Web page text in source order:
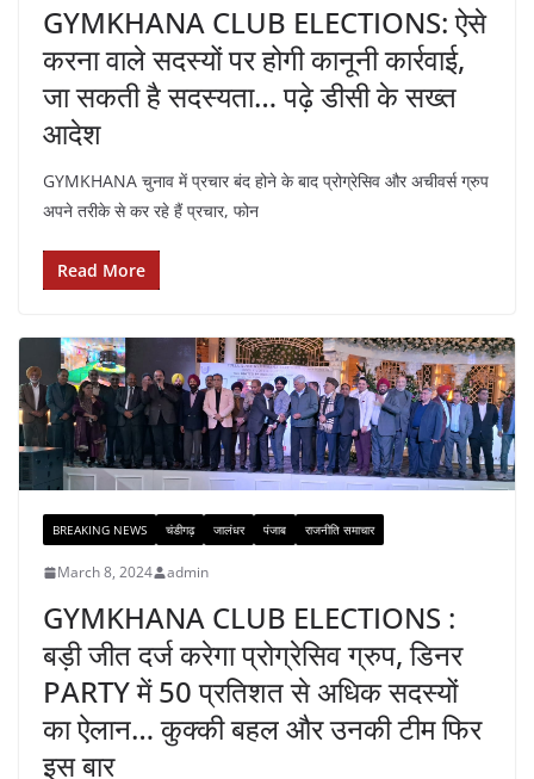
GYMKHANA CLUB ELECTIONS: ऐसे
करना वाले सदस्यों पर होगी कानूनी कार्रवाई,
जा सकती है सदस्यता… पढ़े डीसी के सख्त
आदेश
GYMKHANA चुनाव में प्रचार बंद होने के बाद प्रोग्रेसिव और अचीवर्स ग्रुप
अपने तरीके से कर रहे हैं प्रचार, फोन
Read More
BREAKING NEWS चंडीगढ़ जालंधर पंजाब राजनीति समाचार
March 8, 2024 admin
GYMKHANA CLUB ELECTIONS :
बड़ी जीत दर्ज करेगा प्रोग्रेसिव ग्रुप, डिनर
PARTY में 50 प्रतिशत से अधिक सदस्यों
का ऐलान… कुक्की बहल और उनकी टीम फिर
इस बार